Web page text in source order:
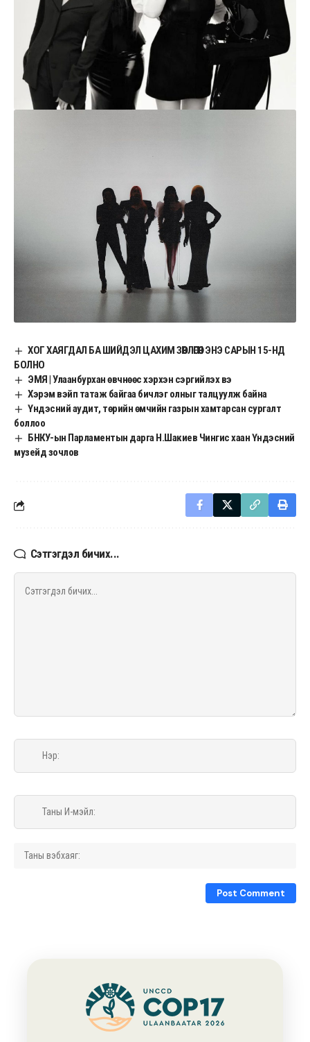
ХОГ ХАЯГДАЛ БА ШИЙДЭЛ ЦАХИМ ЗӨВЛӨГӨӨН ЭНЭ САРЫН 15-НД
БОЛНО
ЭМЯ | Улаанбурхан өвчнөөс хэрхэн сэргийлэх вэ
Хэрэм вэйп татаж байгаа бичлэг олныг талцуулж байна
Үндэсний аудит, төрийн өмчийн газрын хамтарсан сургалт
боллоо
БНКУ-ын Парламентын дарга Н.Шакиев Чингис хаан Үндэсний
музейд зочлов
Сэтгэгдэл бичих...